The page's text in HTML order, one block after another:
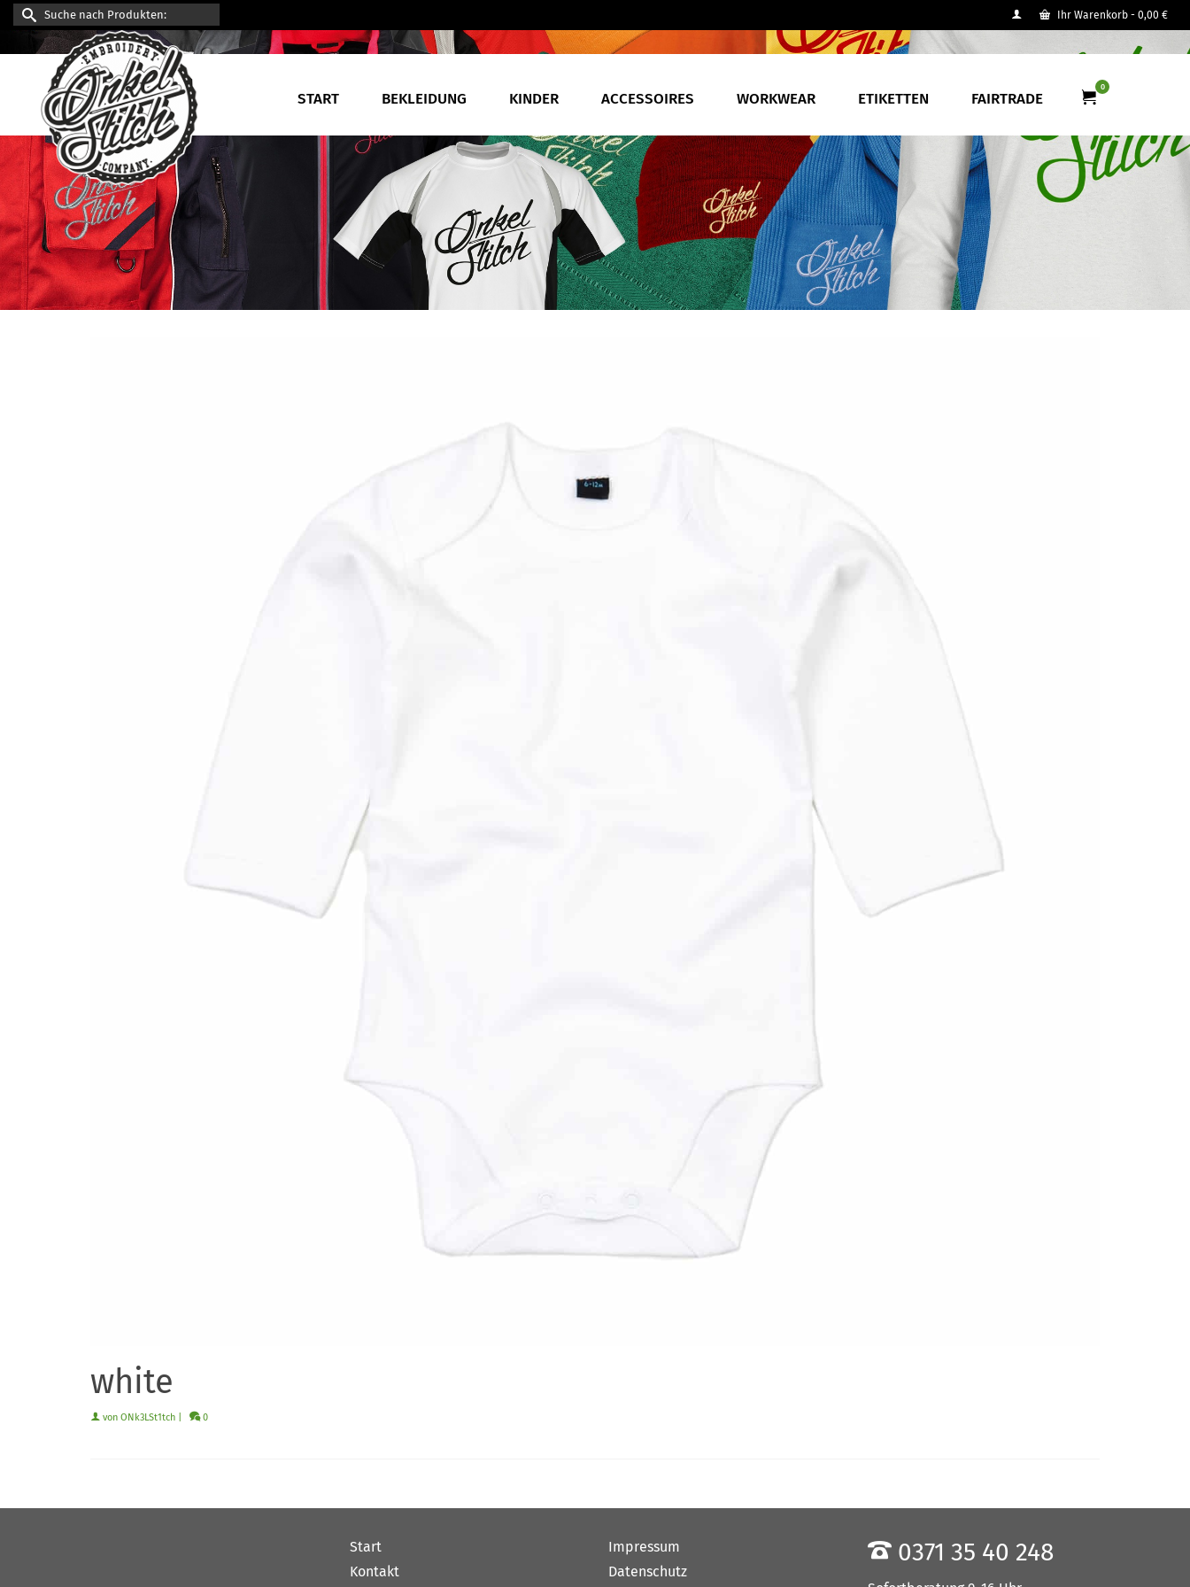
Ihr Warenkorb - 0,00 €
Suche
nach:
START BEKLEIDUNG KINDER ACCESSOIRES WORKWEAR ETIKETTEN FAIRTRADE
0
white
von ONk3LSt1tch 0
Start
Kontakt
Impressum
Datenschutz
0371 35 40 248